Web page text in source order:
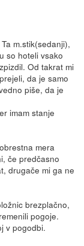
m.stik(sedanji),
so hoteli vsako
Od takrat mi
da je samo
piše, da je
imam stanje
mera
če predčasno
drugače mi ga ne
brezplačno,
pogoje.
v pogodbi.